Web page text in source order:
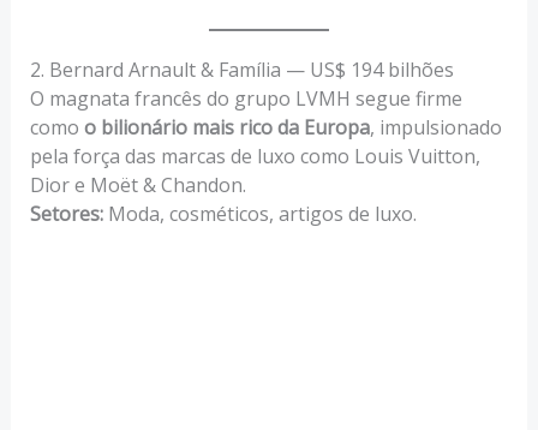
2. Bernard Arnault & Família — US$ 194 bilhões
O magnata francês do grupo LVMH segue firme
como o bilionário mais rico da Europa, impulsionado
pela força das marcas de luxo como Louis Vuitton,
Dior e Moët & Chandon.
Setores:Moda, cosméticos, artigos de luxo.